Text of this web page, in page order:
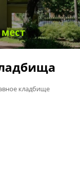
кладбище